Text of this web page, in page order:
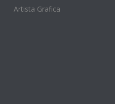
Artista Grafica